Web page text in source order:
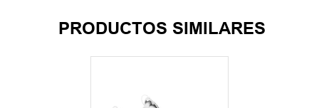
PRODUCTOS SIMILARES